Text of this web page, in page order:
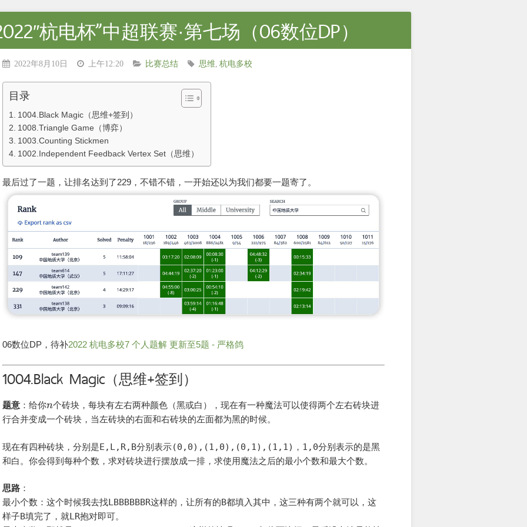
杭电杯”中超联赛·第七场（06数位DP）
2022年8月10日 上午12:20 比赛总结 思维 杭电多校
目录
1004.Black Magic（思维+签到）
1008.Triangle Game（博弈）
1003.Counting Stickmen
1002.Independent Feedback Vertex Set（思维）
最后过了一题，让排名达到了229，不错不错，一开始还以为我们都要一题寄了。
06数位DP，待补2022 杭电多校7 个人题解 更新至5题 - 严格鸽
1004.Black Magic（思维+签到）
题意 ：给你
个砖块，每块有左右两种颜色（黑或白），现在有一种魔法可以使得两个左右砖块进
行合并变成一个砖块，当左砖块的右面和右砖块的左面都为黑的时候。
现在有四种砖块，分别是E,L,R,B分别表示(0,0),(1,0),(0,1),(1,1) ， 1,0分别表示的是黑
和白。你会得到每种个数，求对砖块进行摆放成一排，求使用魔法之后的最小个数和最大个数。
思路 ：
最小个数：这个时候我去找LBBBBBBR这样的，让所有的B都填入其中，这三种有两个就可以，这
样子B填完了，就LR抱对即可。